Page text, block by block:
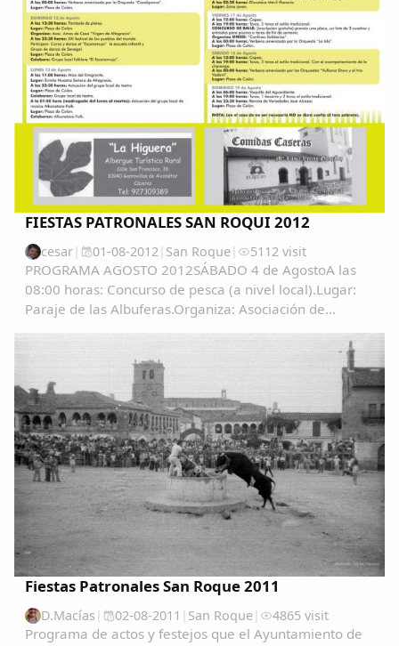
FIESTAS PATRONALES SAN ROQUI 2012
cesar| 01-08-2012| San Roque| 5112 visit
PROGRAMA AGOSTO 2012SÁBADO 4 de AgostoA las
08:00 horas: Concurso de pesca (a nivel local).Lugar:
Paraje de las Albuferas.Organiza: Asociación de
Fiestas Patronales San Roque 2011
D.Macías | 02-08-2011 | San Roque| 4865 visit
Programa de actos y festejos que el Ayuntamiento de